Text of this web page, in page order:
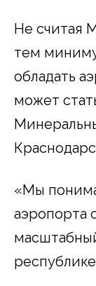
Не считая
тем
обладать
может
«Мы
аэропорта